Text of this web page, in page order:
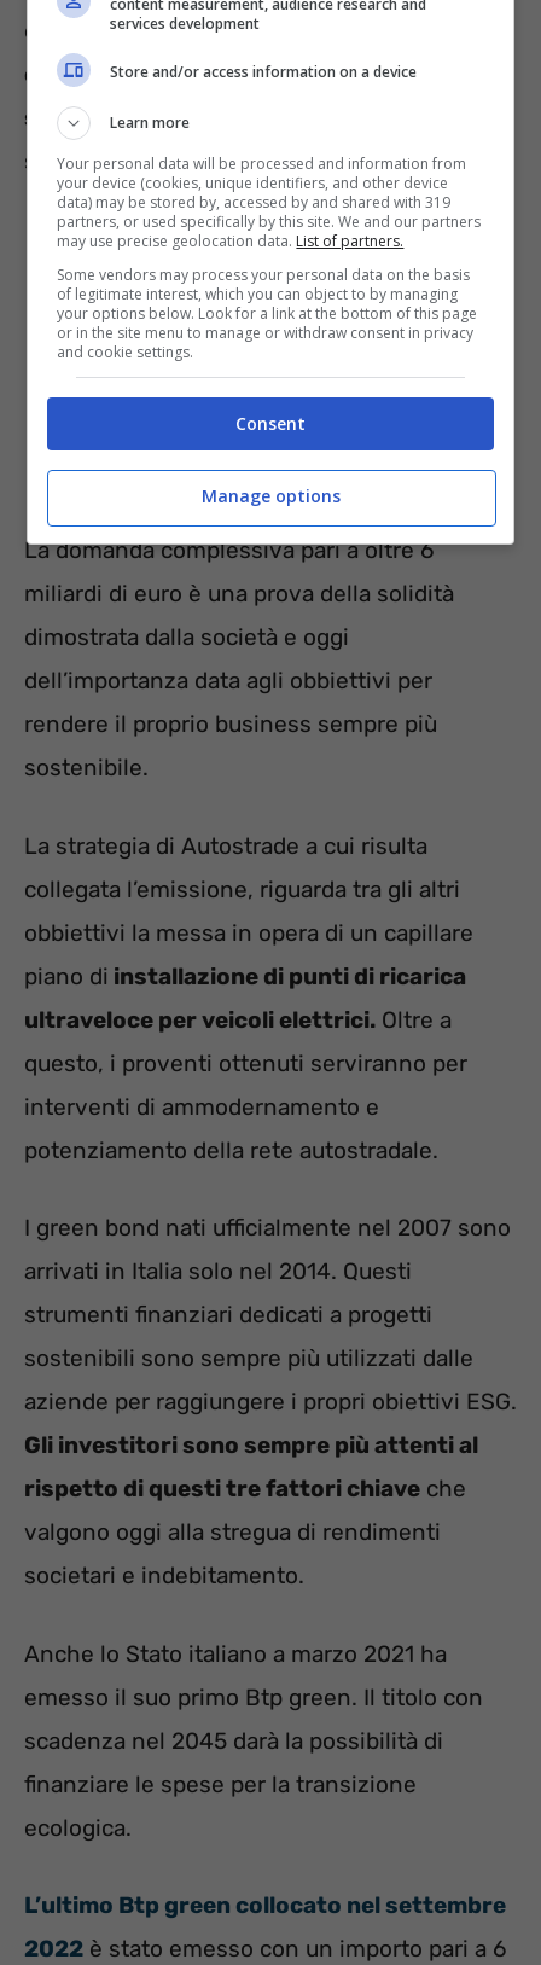
ecologici.Autostrade per l’Italia ha
collocato 750 milioni di euro di obbligazioni
sustenible linked
sottoscrittore pari al 4,8% annuo.
La domanda complessiva pari a oltre 6
miliardi di euro è una prova della solidità
dimostrata dalla società e oggi
dell’importanza data agli obbiettivi per
rendere il proprio business sempre più
sostenibile.
La strategia di Autostrade a cui risulta
collegata l’emissione, riguarda tra gli altri
obbiettivi la messa in opera di un capillare
piano di installazione di punti di ricarica
ultraveloce per veicoli elettrici. Oltre a
questo, i proventi ottenuti serviranno per
interventi di ammodernamento e
potenziamento della rete autostradale.
I green bond nati ufficialmente nel 2007 sono
arrivati in Italia solo nel 2014. Questi
strumenti finanziari dedicati a progetti
sostenibili sono sempre più utilizzati dalle
aziende per raggiungere i propri obiettivi ESG.
Gli investitori sono sempre più attenti al
rispetto di questi tre fattori chiave che
valgono oggi alla stregua di rendimenti
societari e indebitamento.
Anche lo Stato italiano a marzo 2021 ha
emesso il suo primo Btp green. Il titolo con
scadenza nel 2045 darà la possibilità di
finanziare le spese per la transizione
ecologica.
L’ultimo Btp green collocato nel settembre
2022 è stato emesso con un importo pari a 6
services development
Store and/or access information on a device
Learn more
Your personal data will be processed and information from
your device (cookies, unique identifiers, and other device
data) may be stored by, accessed by and shared with 319
partners, or used specifically by this site. We and our partners
may use precise geolocation data. List of partners.
Some vendors may process your personal data on the basis
of legitimate interest, which you can object to by managing
your options below. Look for a link at the bottom of this page
or in the site menu to manage or withdraw consent in privacy
and cookie settings.
Consent
Manage options